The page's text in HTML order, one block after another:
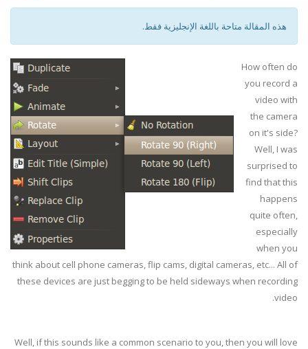
هذه المقالة متاحة باللغة الإنجليزية فقط.
How often do
you record a
video with
the camera
on it's side?
Well, I was
surprised to
find that this
happens
quite often,
especially
when you
think about cell phone cameras, flip cams, digital cameras, etc... All of
these devices are just begging to be held sideways when recording
video.
Well, if this sounds like a common scenario to you, then you will love